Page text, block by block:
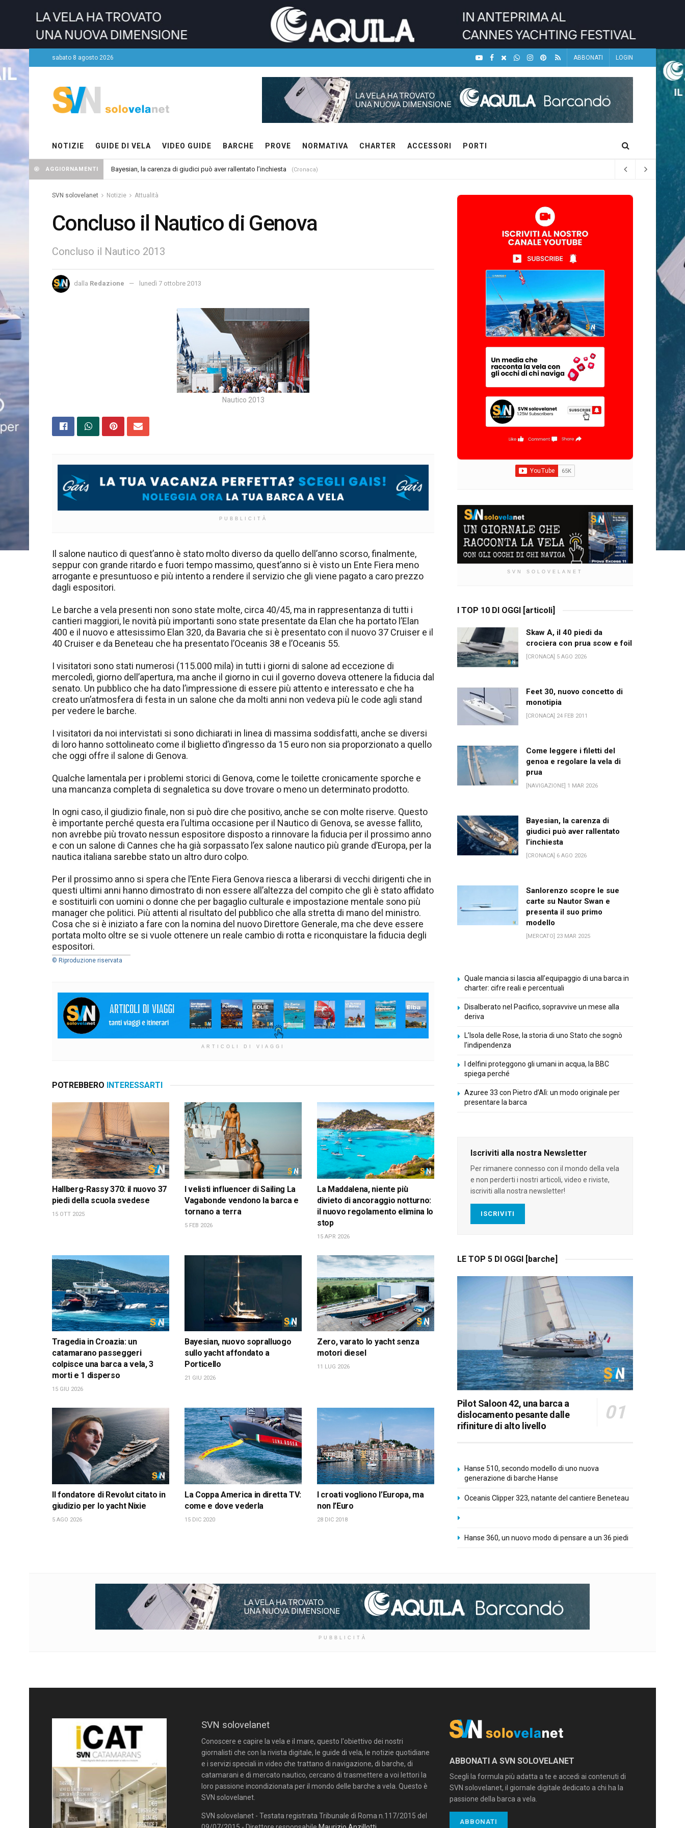
sabato 8 agosto 2026 ABBONATI LOGIN
NOTIZIE GUIDE DI VELA VIDEO GUIDE BARCHE PROVE NORMATIVA CHARTER ACCESSORI PORTI
AGGIORNAMENTI Bayesian, la carenza di giudici può aver rallentato l’inchiesta (Cronaca)
SVN solovelanet Notizie Attualità
Concluso il Nautico di Genova
Concluso il Nautico 2013
dalla Redazione lunedì 7 ottobre 2013
Nautico 2013
PUBBLICITÀ
Il salone nautico di quest’anno è stato molto diverso da quello dell’anno scorso, finalmente,
seppur con grande ritardo e fuori tempo massimo, quest’anno si è visto un Ente Fiera meno
arrogante e presuntuoso e più intento a rendere il servizio che gli viene pagato a caro prezzo
dagli espositori.
Le barche a vela presenti non sono state molte, circa 40/45, ma in rappresentanza di tutti i
cantieri maggiori, le novità più importanti sono state presentate da Elan che ha portato l’Elan
400 e il nuovo e attesissimo Elan 320, da Bavaria che si è presentato con il nuovo 37 Cruiser e il
40 Cruiser e da Beneteau che ha presentato l’Oceanis 38 e l’Oceanis 55.
I visitatori sono stati numerosi (115.000 mila) in tutti i giorni di salone ad eccezione di
mercoledì, giorno dell’apertura, ma anche il giorno in cui il governo doveva ottenere la fiducia dal
senato. Un pubblico che ha dato l’impressione di essere più attento e interessato e che ha
creato un’atmosfera di festa in un salone che da molti anni non vedeva più le code agli stand
per vedere le barche.
I visitatori da noi intervistati si sono dichiarati in linea di massima soddisfatti, anche se diversi
di loro hanno sottolineato come il biglietto d’ingresso da 15 euro non sia proporzionato a quello
che oggi offre il salone di Genova.
Qualche lamentala per i problemi storici di Genova, come le toilette cronicamente sporche e
una mancanza completa di segnaletica su dove trovare o meno un determinato prodotto.
In ogni caso, il giudizio finale, non si può dire che positivo, anche se con molte riserve. Questo
è importante perché questa era l’ultima occasione per il Nautico di Genova, se avesse fallito,
non avrebbe più trovato nessun espositore disposto a rinnovare la fiducia per il prossimo anno
e con un salone di Cannes che ha già sorpassato l’ex salone nautico più grande d’Europa, per la
nautica italiana sarebbe stato un altro duro colpo.
Per il prossimo anno si spera che l’Ente Fiera Genova riesca a liberarsi di vecchi dirigenti che in
questi ultimi anni hanno dimostrato di non essere all’altezza del compito che gli è stato affidato
e sostituirli con uomini o donne che per bagaglio culturale e impostazione mentale sono più
manager che politici. Più attenti al risultato del pubblico che alla stretta di mano del ministro.
Cosa che si è iniziato a fare con la nomina del nuovo Direttore Generale, ma che deve essere
portata molto oltre se si vuole ottenere un reale cambio di rotta e riconquistare la fiducia degli
espositori.
© Riproduzione riservata
ARTICOLI DI VIAGGI
POTREBBERO INTERESSARTI
Hallberg-Rassy 370: il nuovo 37
piedi della scuola svedese
15 OTT 2025
I velisti influencer di Sailing La
Vagabonde vendono la barca e
tornano a terra
5 FEB 2026
La Maddalena, niente più
divieto di ancoraggio notturno:
il nuovo regolamento elimina lo
stop
15 APR 2026
Tragedia in Croazia: un
catamarano passeggeri
colpisce una barca a vela, 3
morti e 1 disperso
15 GIU 2026
Bayesian, nuovo sopralluogo
sullo yacht affondato a
Porticello
21 GIU 2026
Zero, varato lo yacht senza
motori diesel
11 LUG 2026
Il fondatore di Revolut citato in
giudizio per lo yacht Nixie
5 AGO 2026
La Coppa America in diretta TV:
come e dove vederla
15 DIC 2020
I croati vogliono l’Europa, ma
non l’Euro
28 DIC 2018
SVN SOLOVELANET
I TOP 10 DI OGGI [articoli]
Skaw A, il 40 piedi da
crociera con prua scow e foil
[CRONACA] 5 AGO 2026
Feet 30, nuovo concetto di
monotipia
[CRONACA] 24 FEB 2011
Come leggere i filetti del
genoa e regolare la vela di
prua
[NAVIGAZIONE] 1 MAR 2026
Bayesian, la carenza di
giudici può aver rallentato
l’inchiesta
[CRONACA] 6 AGO 2026
Sanlorenzo scopre le sue
carte su Nautor Swan e
presenta il suo primo
modello
[MERCATO] 23 MAR 2025
Quale mancia si lascia all’equipaggio di una barca in
charter: cifre reali e percentuali
Disalberato nel Pacifico, sopravvive un mese alla
deriva
L’Isola delle Rose, la storia di uno Stato che sognò
l’indipendenza
I delfini proteggono gli umani in acqua, la BBC
spiega perché
Azuree 33 con Pietro d’Alì: un modo originale per
presentare la barca
Iscriviti alla nostra Newsletter
Per rimanere connesso con il mondo della vela
e non perderti i nostri articoli, video e riviste,
iscriviti alla nostra newsletter!
ISCRIVITI
LE TOP 5 DI OGGI [barche]
Pilot Saloon 42, una barca a
dislocamento pesante dalle
rifiniture di alto livello
Hanse 510, secondo modello di uno nuova
generazione di barche Hanse
Oceanis Clipper 323, natante del cantiere Beneteau
Hanse 360, un nuovo modo di pensare a un 36 piedi
PUBBLICITÀ
SVN solovelanet
Conoscere e capire la vela e il mare, questo l'obiettivo dei nostri
giornalisti che con la rivista digitale, le guide di vela, le notizie quotidiane
e i servizi speciali in video che trattano di navigazione, di barche, di
catamarani e di mercato nautico, cercano di trasmettere a voi lettori la
loro passione incondizionata per il mondo delle barche a vela. Questo è
SVN solovelanet.
SVN solovelanet - Testata registrata Tribunale di Roma n.117/2015 del
ABBONATI A SVN SOLOVELANET
Scegli la formula più adatta a te e accedi ai contenuti di
SVN solovelanet, il giornale digitale dedicato a chi ha la
passione della barca a vela.
ABBONATI